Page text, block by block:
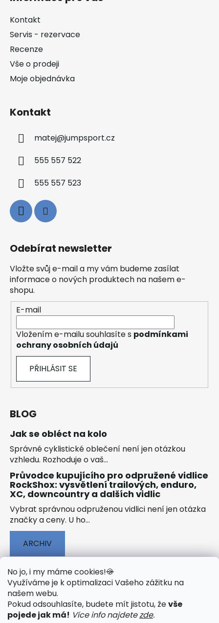
No jo, i my máme cookies!🍪
Využíváme je k optimalizaci Vašeho zážitku na
našem webu.
Pokud odsouhlasíte, budete mít jistotu, ževše
pojede jak má! Více info najdetezde.
Kontakt
Servis - rezervace
Recenze
Vše o prodeji
Moje objednávka
Kontakt
matej@jumpsport.cz
555 557 522
555 557 523
Odebírat newsletter
Vložte svůj e-mail a my vám budeme zasílat
informace o nových produktech na našem e-
shopu.
E-mail
Vložením e-mailu souhlasíte s podmínkami
ochrany osobních údajů
PŘIHLÁSIT SE
BLOG
Jak se obléct na kolo
Správné cyklistické oblečení není jen otázkou
vzhledu. Rozhoduje o vaš...
Průvodce kupujícího pro odpružené vidlice
RockShox: vysvětlení trailových, enduro,
XC, downcountry a dalších vidlic
Vybrat správnou odpruženou vidlici není jen otázka
značky a ceny. U ho...
ARCHIV
🟢 TECHNOLOGIE
🟢 O ELEKTROKOLECH
🟢 NÁVODY KE STAŽENÍ